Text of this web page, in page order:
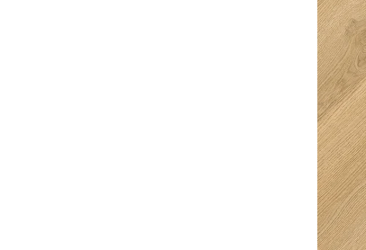
hapje en een drankje
erbij. Top prijzen en